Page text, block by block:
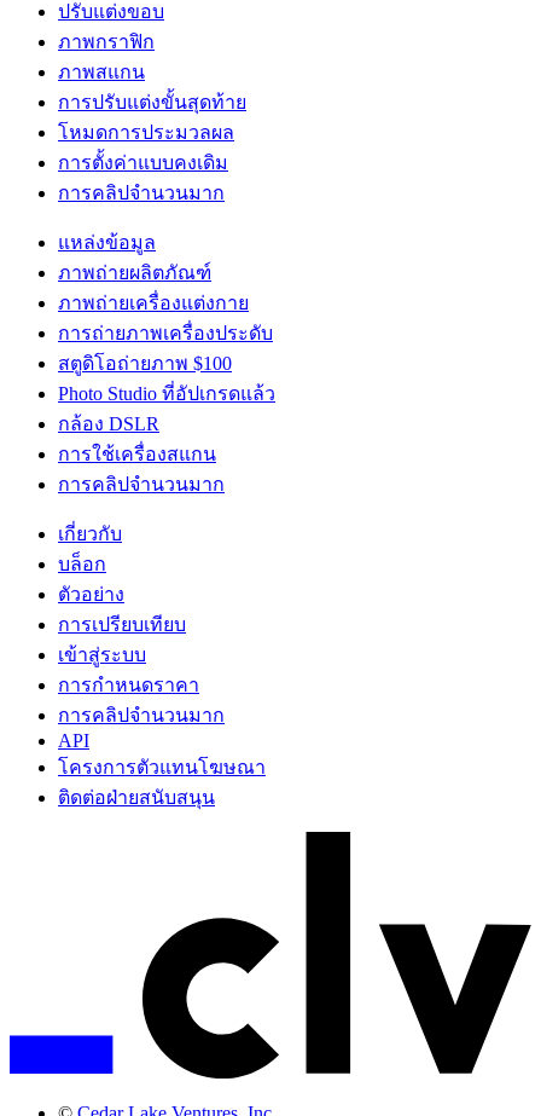
ปรับแต่งขอบ
ภาพกราฟิก
ภาพสแกน
การปรับแต่งขั้นสุดท้าย
โหมดการประมวลผล
การตั้งค่าแบบคงเดิม
การคลิปจำนวนมาก
แหล่งข้อมูล
ภาพถ่ายผลิตภัณฑ์
ภาพถ่ายเครื่องแต่งกาย
การถ่ายภาพเครื่องประดับ
สตูดิโอถ่ายภาพ $100
Photo Studio ที่อัปเกรดแล้ว
กล้อง DSLR
การใช้เครื่องสแกน
การคลิปจำนวนมาก
เกี่ยวกับ
บล็อก
ตัวอย่าง
การเปรียบเทียบ
เข้าสู่ระบบ
การกำหนดราคา
การคลิปจำนวนมาก
API
โครงการตัวแทนโฆษณา
ติดต่อฝ่ายสนับสนุน